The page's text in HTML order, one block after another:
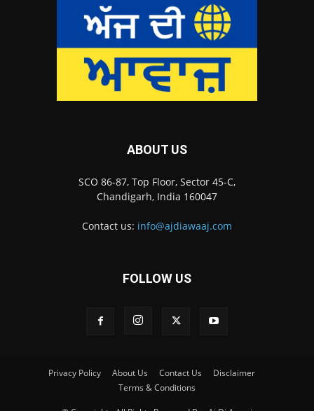
ABOUT US
SCO 86-87, Top Floor, Sector 45-C,
Chandigarh, India 160047
Contact us: info@ajdiawaaj.com
FOLLOW US
Privacy Policy About Us Contact Us
Disclaimer
Terms & Conditions